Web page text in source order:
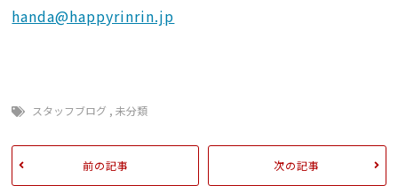
handa@happyrinrin.jp
スタッフブログ ,未分類
前の記事 次の記事